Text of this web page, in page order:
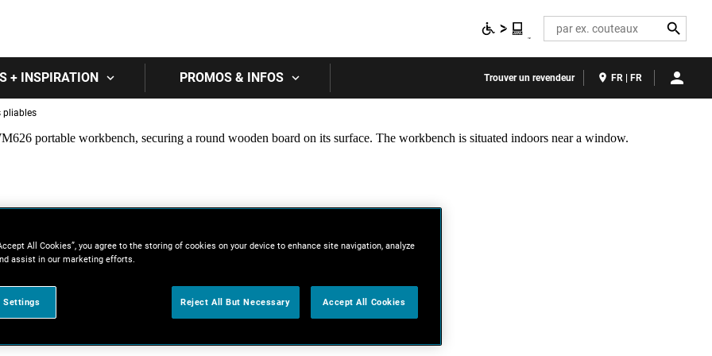
Search
+ INSPIRATION PROMOS & INFOS Trouver un revendeur FR | FR
pliables
All Cookies”, you agree to the storing of cookies on your device to enhance site navigation, analyze
assist in our marketing efforts.
Settings Reject All But Necessary Accept All Cookies